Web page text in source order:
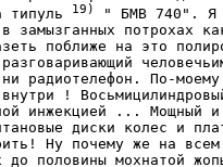
типуль
19)
" БМВ 740". Я
в замызганных потрохах
поближе на это
радиотелефон. По-
!
инжекцией ... Мощный
диски колес и
Ну почему же на
до половины мохнатой